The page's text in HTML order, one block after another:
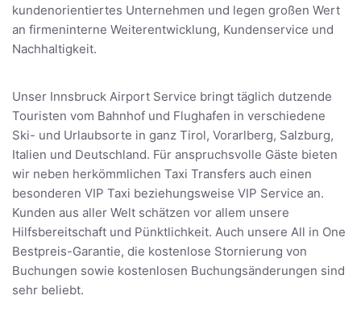
kundenorientiertes Unternehmen und legen großen Wert
an firmeninterne Weiterentwicklung, Kundenservice und
Nachhaltigkeit.
Unser Innsbruck Airport Service bringt täglich dutzende
Touristen vom Bahnhof und Flughafen in verschiedene
Ski- und Urlaubsorte in ganz Tirol, Vorarlberg, Salzburg,
Italien und Deutschland. Für anspruchsvolle Gäste bieten
wir neben herkömmlichen Taxi Transfers auch einen
besonderen VIP Taxi beziehungsweise VIP Service an.
Kunden aus aller Welt schätzen vor allem unsere
Hilfsbereitschaft und Pünktlichkeit. Auch unsere All in One
Bestpreis-Garantie, die kostenlose Stornierung von
Buchungen sowie kostenlosen Buchungsänderungen sind
sehr beliebt.